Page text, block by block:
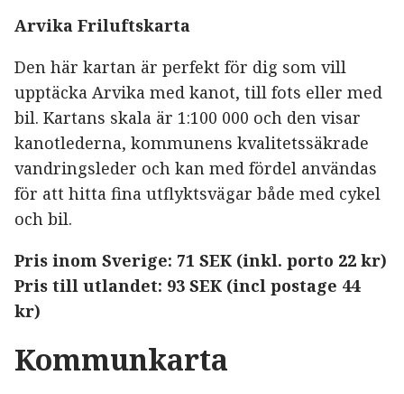
Arvika Friluftskarta
Den här kartan är perfekt för dig som vill
upptäcka Arvika med kanot, till fots eller med
bil. Kartans skala är 1:100 000 och den visar
kanotlederna, kommunens kvalitetssäkrade
vandringsleder och kan med fördel användas
för att hitta fina utflyktsvägar både med cykel
och bil.
Pris inom Sverige: 71 SEK (inkl. porto 22 kr)
Pris till utlandet: 93 SEK (incl postage 44
kr)
Kommunkarta